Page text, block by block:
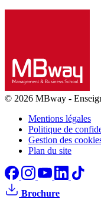
© 2026 MBway -
Mentions légales
Politique de
Gestion des
Plan du site
Brochure